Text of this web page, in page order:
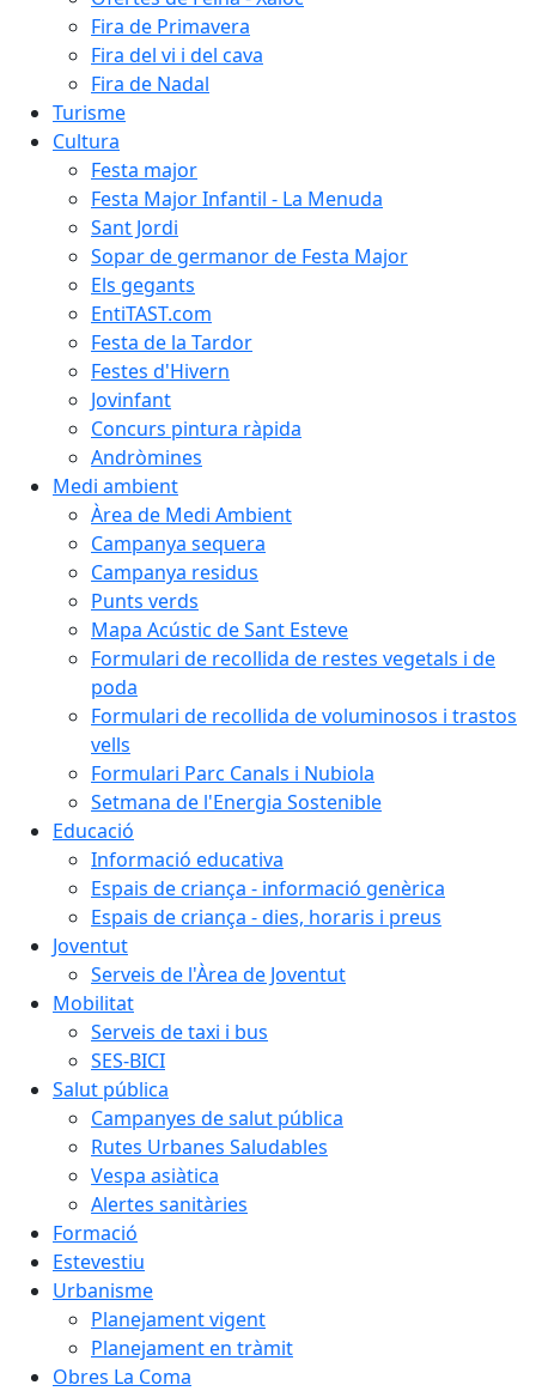
Fira de Primavera
Fira del vi i del cava
Fira de Nadal
Turisme
Cultura
Festa major
Festa Major Infantil - La Menuda
Sant Jordi
Sopar de germanor de Festa Major
Els gegants
EntiTAST.com
Festa de la Tardor
Festes d'Hivern
Jovinfant
Concurs pintura ràpida
Andròmines
Medi ambient
Àrea de Medi Ambient
Campanya sequera
Campanya residus
Punts verds
Mapa Acústic de Sant Esteve
Formulari de recollida de restes vegetals i de
poda
Formulari de recollida de voluminosos i trastos
vells
Formulari Parc Canals i Nubiola
Setmana de l'Energia Sostenible
Educació
Informació educativa
Espais de criança - informació genèrica
Espais de criança - dies, horaris i preus
Joventut
Serveis de l'Àrea de Joventut
Mobilitat
Serveis de taxi i bus
SES-BICI
Salut pública
Campanyes de salut pública
Rutes Urbanes Saludables
Vespa asiàtica
Alertes sanitàries
Formació
Estevestiu
Urbanisme
Planejament vigent
Planejament en tràmit
Obres La Coma